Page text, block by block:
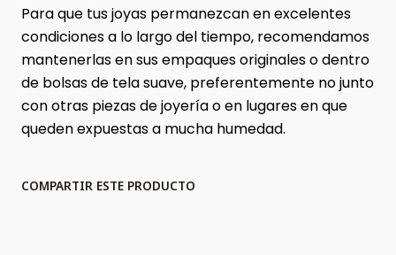
Para que tus joyas permanezcan en excelentes
condiciones a lo largo del tiempo, recomendamos
mantenerlas en sus empaques originales o dentro
de bolsas de tela suave, preferentemente no junto
con otras piezas de joyería o en lugares en que
queden expuestas a mucha humedad.
COMPARTIR ESTE PRODUCTO